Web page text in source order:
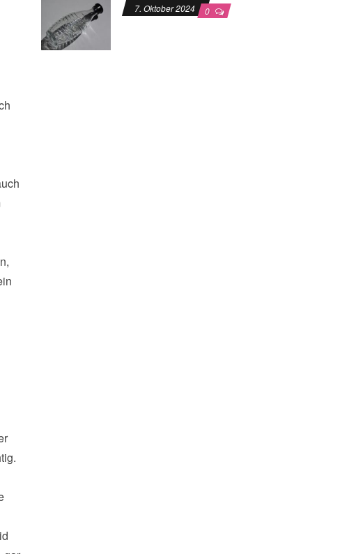
7. Oktober 2024 0